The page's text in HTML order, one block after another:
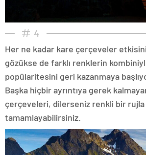
4
Her ne kadar kare çerçeveler
gözükse de farklı renklerin
popülaritesini geri kazanmaya
Başka hiçbir ayrıntıya gerek
çerçeveleri, dilerseniz renkli bir rujla
tamamlayabilirsiniz.